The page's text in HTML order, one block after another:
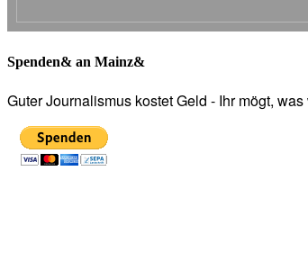
Spenden& an Mainz&
Guter Journalismus kostet Geld - Ihr mögt,